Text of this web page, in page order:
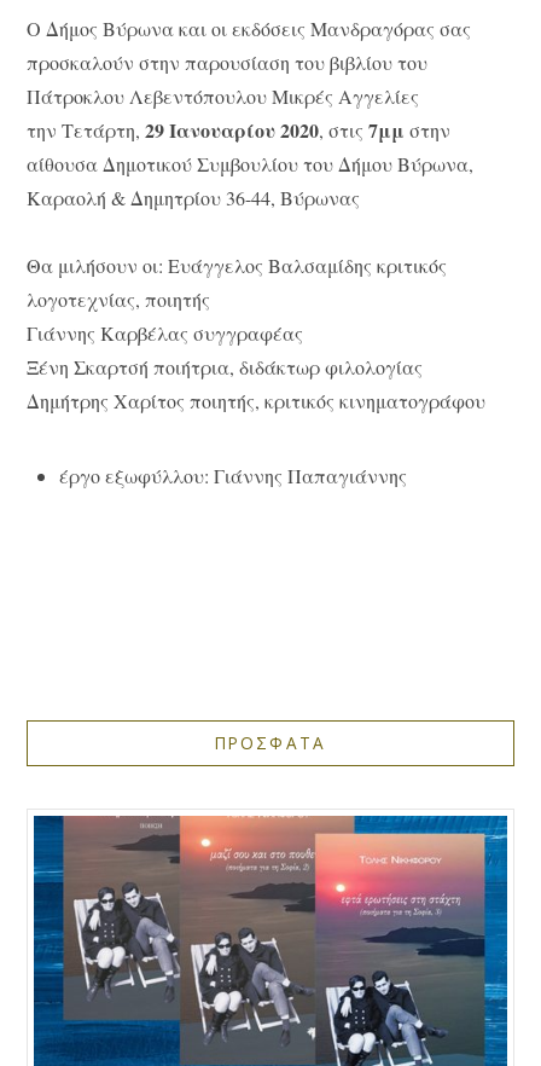
Ο Δήμος Βύρωνα και οι εκδόσεις Μανδραγόρας σας
προσκαλούν στην παρουσίαση του βιβλίου του
Πάτροκλου Λεβεντόπουλου Μικρές Αγγελίες
την Τετάρτη,29 Ιανουαρίου 2020, στις7μμ στην
αίθουσα Δημοτικού Συμβουλίου του Δήμου Βύρωνα,
Καραολή & Δημητρίου 36-44, Βύρωνας
Θα μιλήσουν οι: Ευάγγελος Βαλσαμίδης κριτικός
λογοτεχνίας, ποιητής
Γιάννης Καρβέλας συγγραφέας
Ξένη Σκαρτσή ποιήτρια, διδάκτωρ φιλολογίας
Δημήτρης Χαρίτος ποιητής, κριτικός κινηματογράφου
έργο εξωφύλλου: Γιάννης Παπαγιάννης
ΠΡΟΣΦΑΤΑ